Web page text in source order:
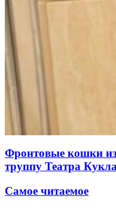
Фронтовые кошки
труппу Театра
Самое читаемое